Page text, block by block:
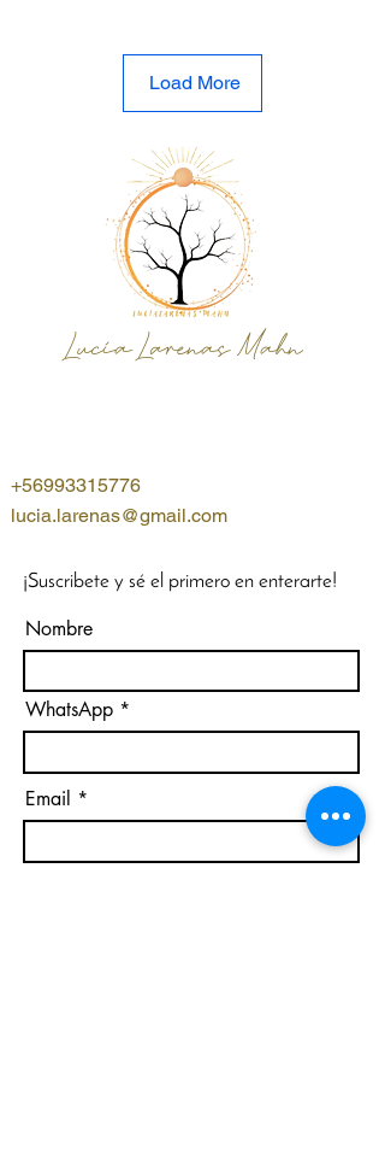
Load More
Lucía Larenas Mahn
+56993315776
lucia.larenas@gmail.com
¡Suscribete y sé el primero en enterarte!
Nombre
WhatsApp
Email